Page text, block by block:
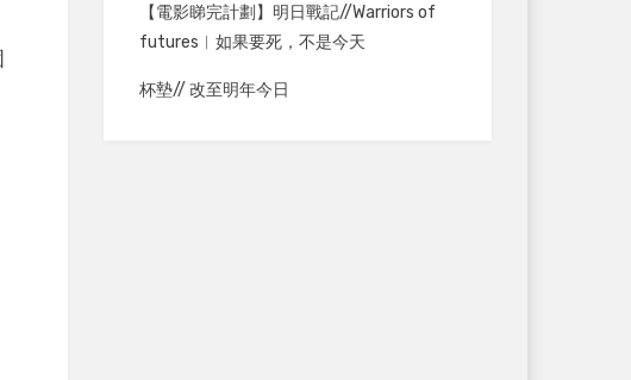
【電影睇完計劃】明日戰記//Warriors of
futures︳如果要死，不是今天
杯墊// 改至明年今日